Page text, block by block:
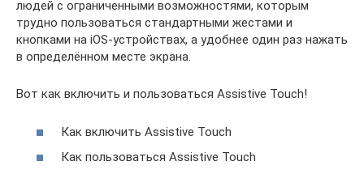
людей с ограниченными возможностями, которым
трудно пользоваться стандартными жестами и
кнопками на iOS-устройствах, а удобнее один раз нажать
в определённом месте экрана.
Вот как включить и пользоваться Assistive Touch!
Как включить Assistive Touch
Как пользоваться Assistive Touch